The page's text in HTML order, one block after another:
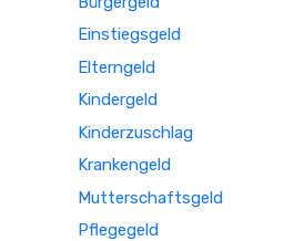
Einstiegsgeld
Elterngeld
Kindergeld
Kinderzuschlag
Krankengeld
Mutterschaftsgeld
Pflegegeld